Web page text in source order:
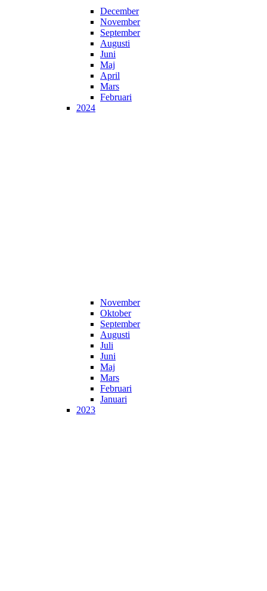
December
November
September
Augusti
Juni
Maj
April
Mars
Februari
2024
November
Oktober
September
Augusti
Juli
Juni
Maj
Mars
Februari
Januari
2023